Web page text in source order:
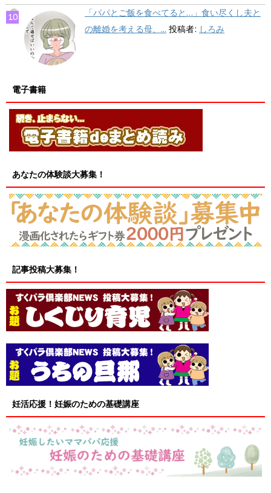
「パパとご飯を食べてると…」食い尽くし夫と
の離婚を考える母、... 投稿者: しろみ
電子書籍
あなたの体験談大募集！
記事投稿大募集！
妊活応援！妊娠のための基礎講座